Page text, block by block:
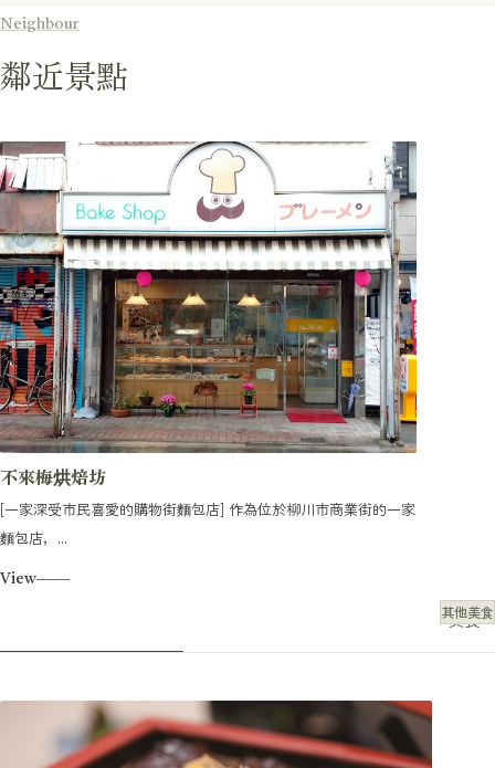
鄰近景點
Neighbour
不來梅烘焙坊
[一家深受市民喜愛的購物街麵包店] 作為位於柳川市商業街的一家
麵包店，...
美食
其他美食
View